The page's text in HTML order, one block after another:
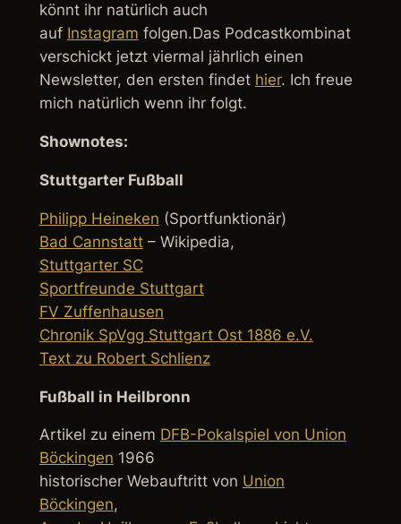
könnt ihr natürlich auch
auf Instagram folgen.Das Podcastkombinat
verschickt jetzt viermal jährlich einen
Newsletter, den ersten findet hier. Ich freue
mich natürlich wenn ihr folgt.
Shownotes:
Stuttgarter Fußball
Philipp Heineken (Sportfunktionär)
Bad Cannstatt– Wikipedia,
Stuttgarter SC
Sportfreunde Stuttgart
FV Zuffenhausen
Chronik SpVgg Stuttgart Ost 1886 e.V.
Text zu Robert Schlienz
Fußball in Heilbronn
Artikel zu einem DFB-Pokalspiel von Union
Böckingen 1966
historischer Webauftritt von Union
Böckingen,